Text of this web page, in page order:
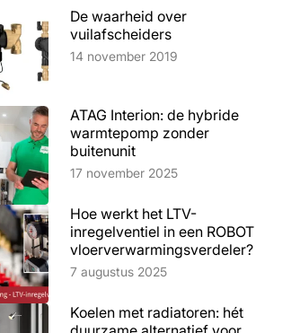
De waarheid over
vuilafscheiders
Lees artikel
14 november 2019
ATAG Interion: de hybride
warmtepomp zonder
buitenunit
Lees artikel
17 november 2025
Hoe werkt het LTV-
inregelventiel in een ROBOT
vloerverwarmingsverdeler?
Lees artikel
7 augustus 2025
Koelen met radiatoren: hét